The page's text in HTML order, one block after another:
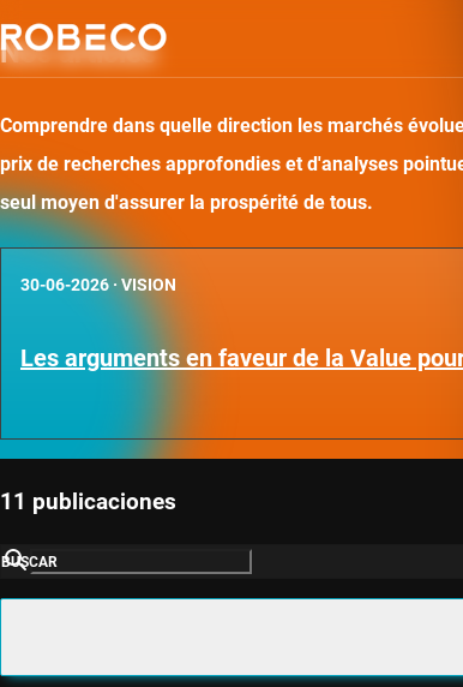
Nos articles
Comprendre dans quelle direction les marchés
prix de recherches approfondies et d'analyses
seul moyen d'assurer la prospérité de tous.
30-06-2026 · VISION
Les arguments en faveur de la Value
11 publicaciones
BUSCAR